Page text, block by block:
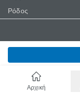
Ρόδος
Αρχική